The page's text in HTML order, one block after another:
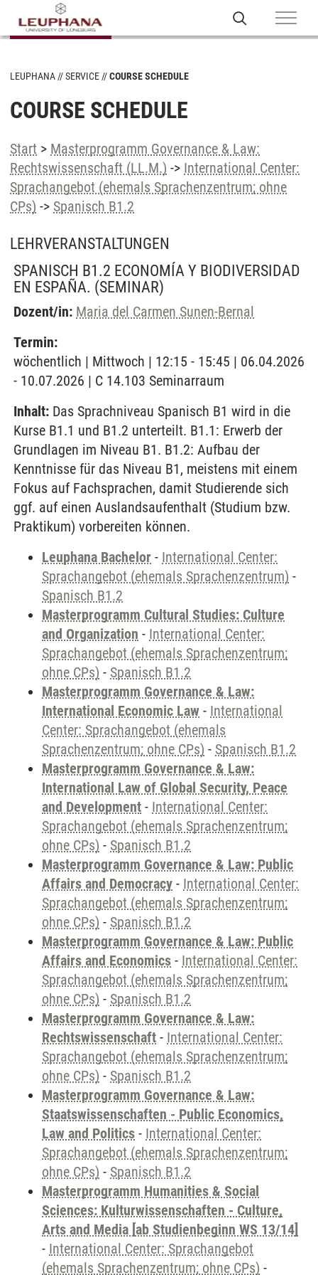
LEUPHANA SERVICE COURSE SCHEDULE
COURSE SCHEDULE
Start > Masterprogramm Governance & Law:
Rechtswissenschaft (LL.M.) -> International Center:
Sprachangebot (ehemals Sprachenzentrum; ohne
CPs) -> Spanisch B1.2
LEHRVERANSTALTUNGEN
SPANISCH B1.2 ECONOMÍA Y BIODIVERSIDAD
EN ESPAÑA. (SEMINAR)
Dozent/in: Maria del Carmen Sunen-Bernal
Termin:
wöchentlich | Mittwoch | 12:15 - 15:45 | 06.04.2026
- 10.07.2026 | C 14.103 Seminarraum
Inhalt: Das Sprachniveau Spanisch B1 wird in die
Kurse B1.1 und B1.2 unterteilt. B1.1: Erwerb der
Grundlagen im Niveau B1. B1.2: Aufbau der
Kenntnisse für das Niveau B1, meistens mit einem
Fokus auf Fachsprachen, damit Studierende sich
ggf. auf einen Auslandsaufenthalt (Studium bzw.
Praktikum) vorbereiten können.
Leuphana Bachelor - International Center:
Sprachangebot (ehemals Sprachenzentrum) -
Spanisch B1.2
Masterprogramm Cultural Studies: Culture
and Organization - International Center:
Sprachangebot (ehemals Sprachenzentrum;
ohne CPs) - Spanisch B1.2
Masterprogramm Governance & Law:
International Economic Law - International
Center: Sprachangebot (ehemals
Sprachenzentrum; ohne CPs) - Spanisch B1.2
Masterprogramm Governance & Law:
International Law of Global Security, Peace
and Development - International Center:
Sprachangebot (ehemals Sprachenzentrum;
ohne CPs) - Spanisch B1.2
Masterprogramm Governance & Law: Public
Affairs and Democracy - International Center:
Sprachangebot (ehemals Sprachenzentrum;
ohne CPs) - Spanisch B1.2
Masterprogramm Governance & Law: Public
Affairs and Economics - International Center:
Sprachangebot (ehemals Sprachenzentrum;
ohne CPs) - Spanisch B1.2
Masterprogramm Governance & Law:
Rechtswissenschaft - International Center:
Sprachangebot (ehemals Sprachenzentrum;
ohne CPs) - Spanisch B1.2
Masterprogramm Governance & Law:
Staatswissenschaften - Public Economics,
Law and Politics - International Center:
Sprachangebot (ehemals Sprachenzentrum;
ohne CPs) - Spanisch B1.2
Masterprogramm Humanities & Social
Sciences: Kulturwissenschaften - Culture,
Arts and Media [ab Studienbeginn WS 13/14]
- International Center: Sprachangebot
(ehemals Sprachenzentrum; ohne CPs) -